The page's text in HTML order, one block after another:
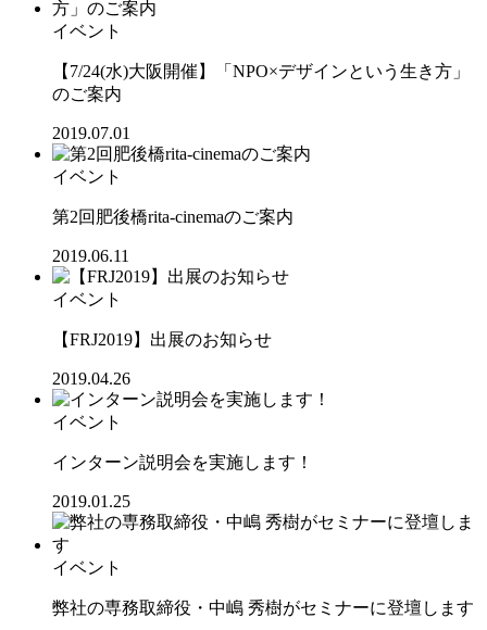
イベント
【7/24(水)大阪開催】「NPO×デザインという生き方」
のご案内
2019.07.01
イベント
第2回肥後橋rita-cinemaのご案内
2019.06.11
イベント
【FRJ2019】出展のお知らせ
2019.04.26
イベント
インターン説明会を実施します！
2019.01.25
イベント
弊社の専務取締役・中嶋 秀樹がセミナーに登壇します